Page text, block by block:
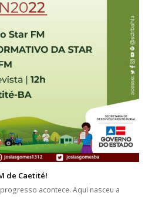
de Caetité!
acontece. Aqui nasceu a